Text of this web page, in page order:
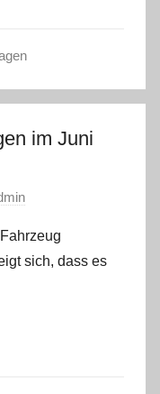
im Juni
sich, dass es